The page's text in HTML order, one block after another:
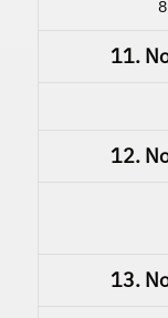
11.
12.
13.